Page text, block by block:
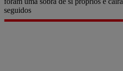
seguidos